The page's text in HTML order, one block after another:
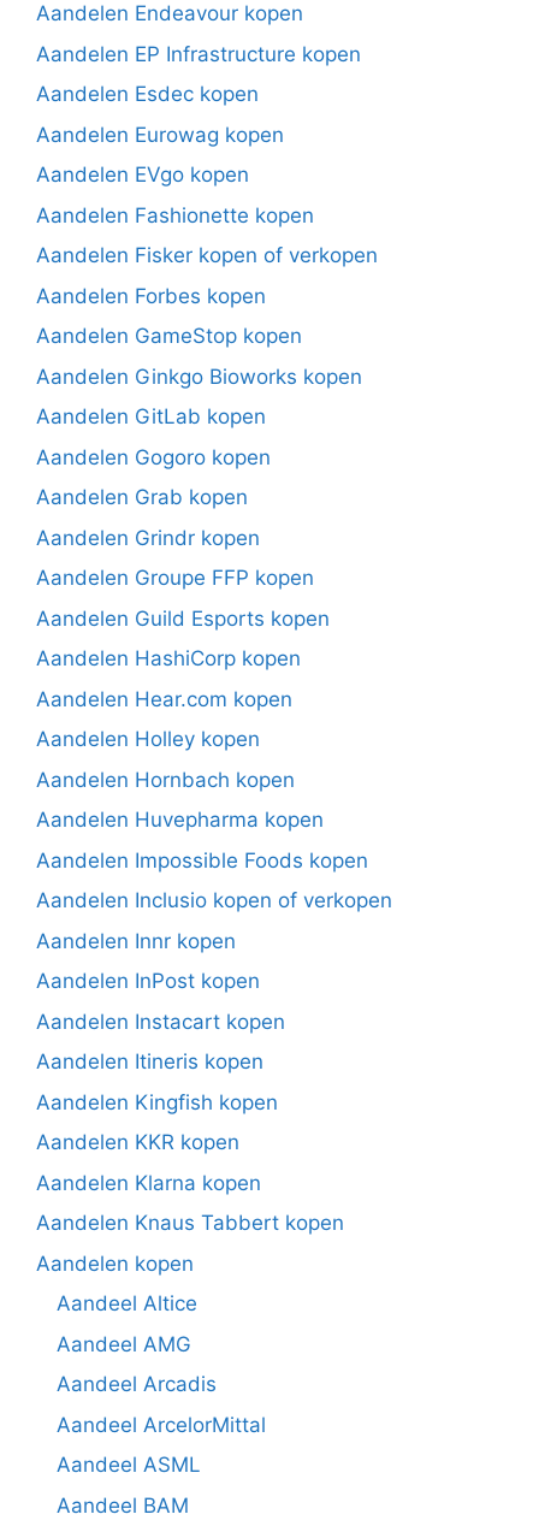
Aandelen Endeavour kopen
Aandelen EP Infrastructure kopen
Aandelen Esdec kopen
Aandelen Eurowag kopen
Aandelen EVgo kopen
Aandelen Fashionette kopen
Aandelen Fisker kopen of verkopen
Aandelen Forbes kopen
Aandelen GameStop kopen
Aandelen Ginkgo Bioworks kopen
Aandelen GitLab kopen
Aandelen Gogoro kopen
Aandelen Grab kopen
Aandelen Grindr kopen
Aandelen Groupe FFP kopen
Aandelen Guild Esports kopen
Aandelen HashiCorp kopen
Aandelen Hear.com kopen
Aandelen Holley kopen
Aandelen Hornbach kopen
Aandelen Huvepharma kopen
Aandelen Impossible Foods kopen
Aandelen Inclusio kopen of verkopen
Aandelen Innr kopen
Aandelen InPost kopen
Aandelen Instacart kopen
Aandelen Itineris kopen
Aandelen Kingfish kopen
Aandelen KKR kopen
Aandelen Klarna kopen
Aandelen Knaus Tabbert kopen
Aandelen kopen
Aandeel Altice
Aandeel AMG
Aandeel Arcadis
Aandeel ArcelorMittal
Aandeel ASML
Aandeel BAM